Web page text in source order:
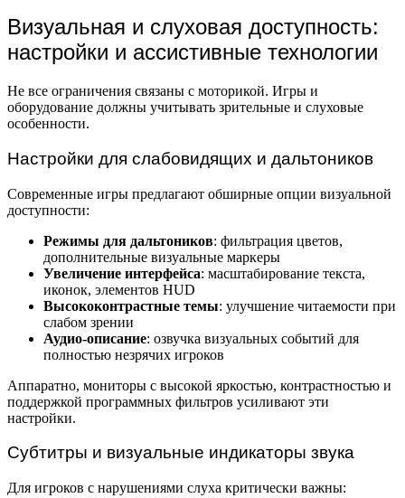
Визуальная и слуховая доступность:
настройки и ассистивные технологии
Не все ограничения связаны с моторикой. Игры и
оборудование должны учитывать зрительные и слуховые
особенности.
Настройки для слабовидящих и дальтоников
Современные игры предлагают обширные опции визуальной
доступности:
Режимы для дальтоников: фильтрация цветов,
дополнительные визуальные маркеры
Увеличение интерфейса: масштабирование текста,
иконок, элементов HUD
Высококонтрастные темы: улучшение читаемости при
слабом зрении
Аудио-описание: озвучка визуальных событий для
полностью незрячих игроков
Аппаратно, мониторы с высокой яркостью, контрастностью и
поддержкой программных фильтров усиливают эти
настройки.
Субтитры и визуальные индикаторы звука
Для игроков с нарушениями слуха критически важны: